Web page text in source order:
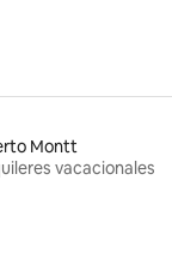
Montt
vacacionales